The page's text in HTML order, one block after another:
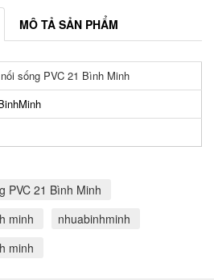
MÔ TẢ SẢN PHẨM
sống PVC 21 Bình Minh
PVC 21 Bình Minh
minh
nhuabinhminh
minh